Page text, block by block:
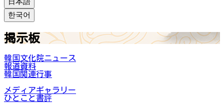
한국어
掲示板
韓国文化院ニュース
報道資料
韓国関連行事
メディアギャラリー
ひとこと書評